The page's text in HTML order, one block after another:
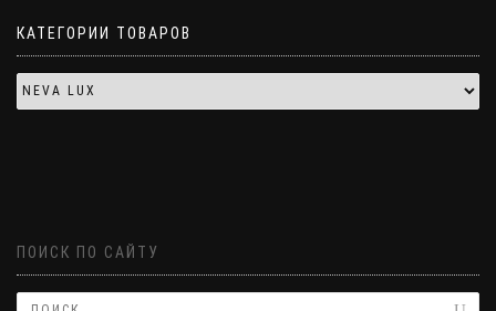
КАТЕГОРИИ ТОВАРОВ
ПОИСК ПО САЙТУ